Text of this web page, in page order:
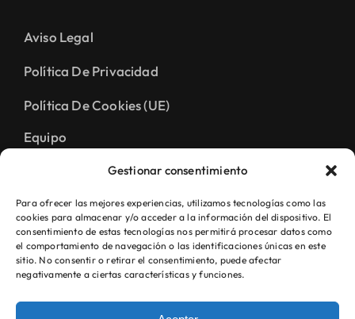
Gestionar consentimiento
Para ofrecer las mejores experiencias, utilizamos tecnologías como las
cookies para almacenar y/o acceder a la información del dispositivo. El
consentimiento de estas tecnologías nos permitirá procesar datos como
el comportamiento de navegación o las identificaciones únicas en este
sitio. No consentir o retirar el consentimiento, puede afectar
negativamente a ciertas características y funciones.
Aviso Legal
Política De Privacidad
Política De Cookies (UE)
Equipo